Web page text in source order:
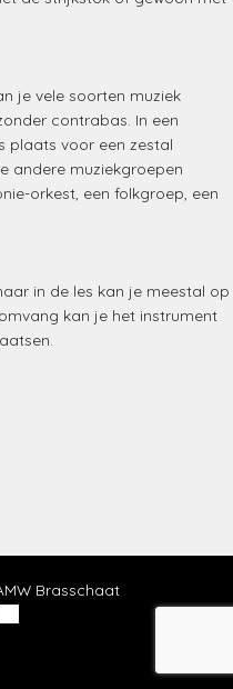
je vele soorten muziek
contrabas. In een
plaats voor een zestal
andere muziekgroepen
orkest, een folkgroep, een
in de les kan je meestal op
kan je het instrument
Brasschaat